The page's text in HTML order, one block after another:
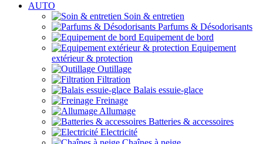
AUTO
Soin & entretien
Parfums & Désodorisants
Equipement de bord
Equipement
extérieur & protection
Outillage
Filtration
Balais essuie-glace
Freinage
Allumage
Batteries & accessoires
Electricité